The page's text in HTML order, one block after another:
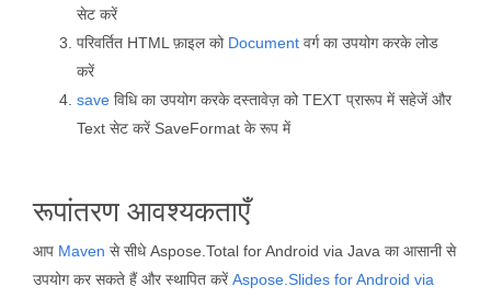
सेट करें
परिवर्तित HTML फ़ाइल को Document वर्ग का उपयोग करके लोड
करें
save विधि का उपयोग करके दस्तावेज़ को TEXT प्रारूप में सहेजें और
Text सेट करें SaveFormat के रूप में
रूपांतरण आवश्यकताएँ
आप Maven से सीधे Aspose.Total for Android via Java का आसानी से
उपयोग कर सकते हैं और स्थापित करेंAspose.Slides for Android via